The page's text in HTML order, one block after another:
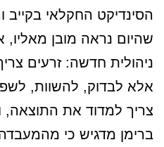
הסינדיקט החקלאי
שהיום נראה מובן
ניהולית חדשה: זרעים
אלא לבדוק, להשוות,
צריך למדוד את התוצאה,
ברימן מדגיש כי